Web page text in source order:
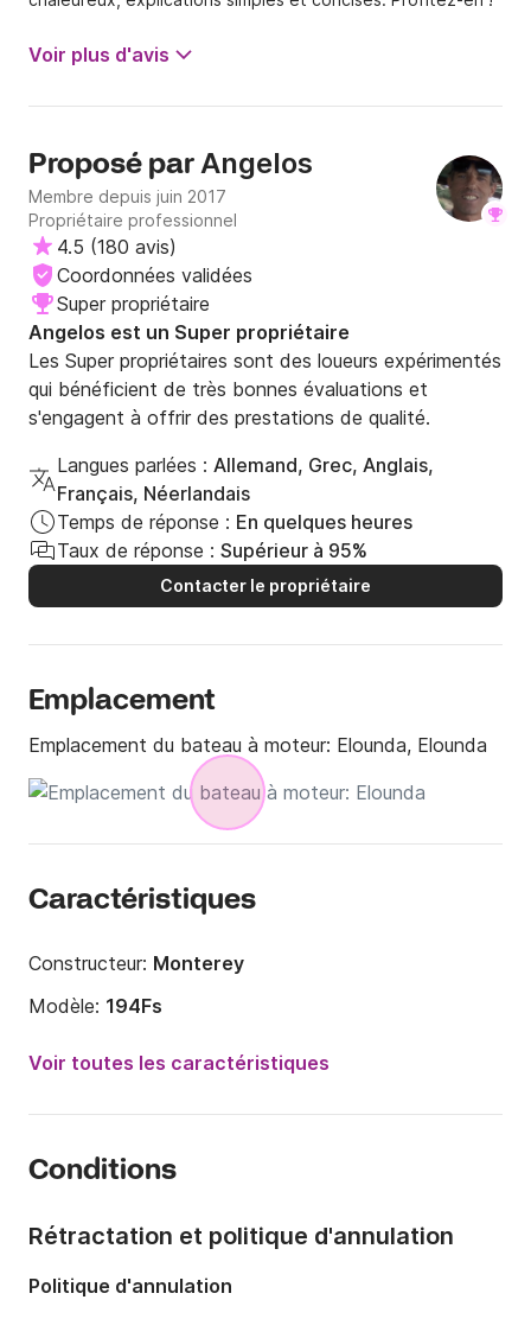
Voir plus d'avis
Proposé parAngelos
Membre depuis juin 2017
Propriétaire professionnel
4.5 (180 avis)
Coordonnées validées
Super propriétaire
Angelos est un Super propriétaire
Les Super propriétaires sont des loueurs expérimentés
qui bénéficient de très bonnes évaluations et
s'engagent à offrir des prestations de qualité.
Langues parlées : Allemand, Grec, Anglais,
Français, Néerlandais
Temps de réponse : En quelques heures
Taux de réponse : Supérieur à 95%
Contacter le propriétaire
Emplacement
Emplacement du bateau à moteur: Elounda, Elounda
Caractéristiques
Constructeur: Monterey
Modèle: 194Fs
Puissance moteur:
150cv
Capacité à bord:
Voir toutes les caractéristiques
Conditions
Rétractation et politique d'annulation
Politique d'annulation